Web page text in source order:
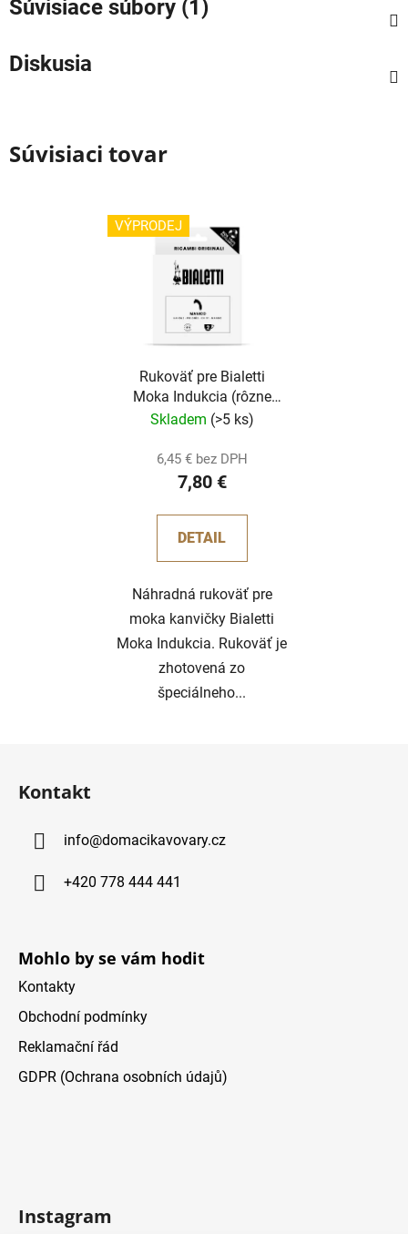
Súvisiace súbory (1)
Diskusia
Súvisiaci tovar
VÝPRODEJ
Rukoväť pre Bialetti
Moka Indukcia (rôzne
veľkosti)
Skladem (>5 ks)
6,45 € bez DPH
7,80 €
DETAIL
Náhradná rukoväť pre
moka kanvičky Bialetti
Moka Indukcia. Rukoväť je
zhotovená zo
špeciálneho...
Kontakt
info@domacikavovary.cz
+420 778 444 441
Mohlo by se vám hodit
Kontakty
Obchodní podmínky
Reklamační řád
GDPR (Ochrana osobních údajů)
Instagram